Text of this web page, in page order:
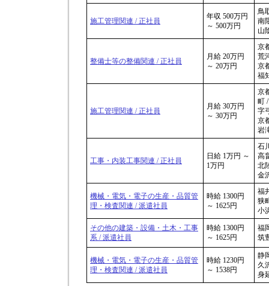
施工管理関連 / 正社員
年収 500万円
～ 500万円
鳥
南
山
整備士等の整備関連 / 正社員
月給 20万円
～ 20万円
京
荒
京
福
施工管理関連 / 正社員
月給 30万円
～ 30万円
京
町 /
字
京
岩
工事・内装工事関連 / 正社員
日給 1万円 ～
1万円
石
高
北
金
機械・電気・電子の生産・品質管
理・検査関連 / 派遣社員
時給 1300円
～ 1625円
福
狭
小
その他の建築・設備・土木・工事
系 / 派遣社員
時給 1300円
～ 1625円
福
筑
機械・電気・電子の生産・品質管
理・検査関連 / 派遣社員
時給 1230円
～ 1538円
静
久
身